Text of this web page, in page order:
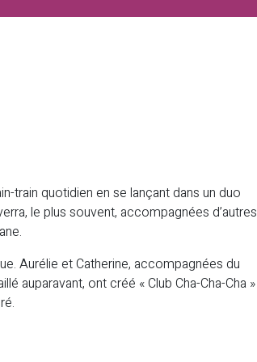
train quotidien en se lançant dans un duo
le plus souvent, accompagnées d’autres
Aurélie et Catherine, accompagnées du
auparavant, ont créé « Club Cha-Cha-Cha »